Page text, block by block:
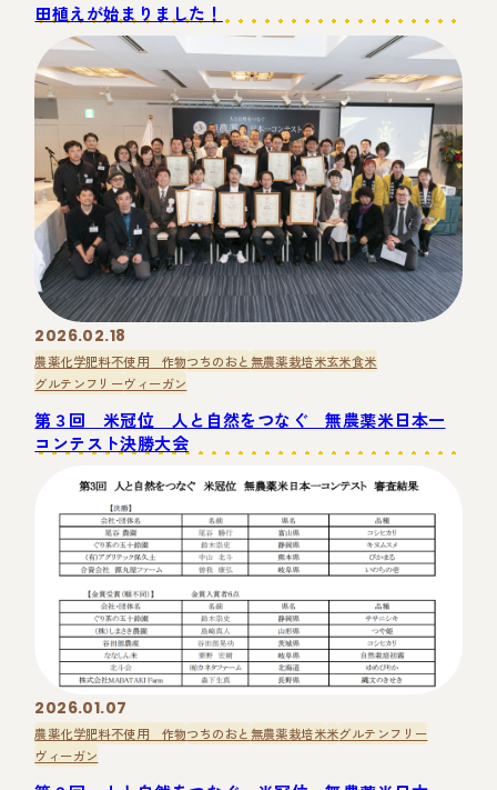
田植えが始まりました！
2026.02.18
農薬化学肥料不使用 作物つちのおと 無農薬栽培米玄米食米
グルテンフリーヴィーガン
第３回 米冠位 人と自然をつなぐ 無農薬米日本一
コンテスト決勝大会
2026.01.07
農薬化学肥料不使用 作物つちのおと無農薬栽培米米グルテンフリー
ヴィーガン